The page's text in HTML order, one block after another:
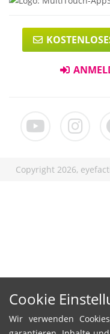
Copyright 2026,
Cookie
Wir verwenden